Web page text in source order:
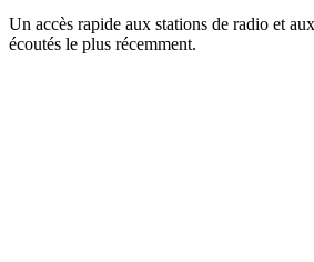
Un accès rapide aux stations de radio et
écoutés le plus récemment.